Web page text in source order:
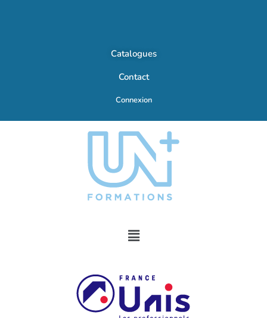
Catalogues
Contact
Connexion